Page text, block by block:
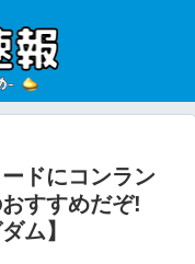
ドにコンラン
すすめだぞ!
ム】